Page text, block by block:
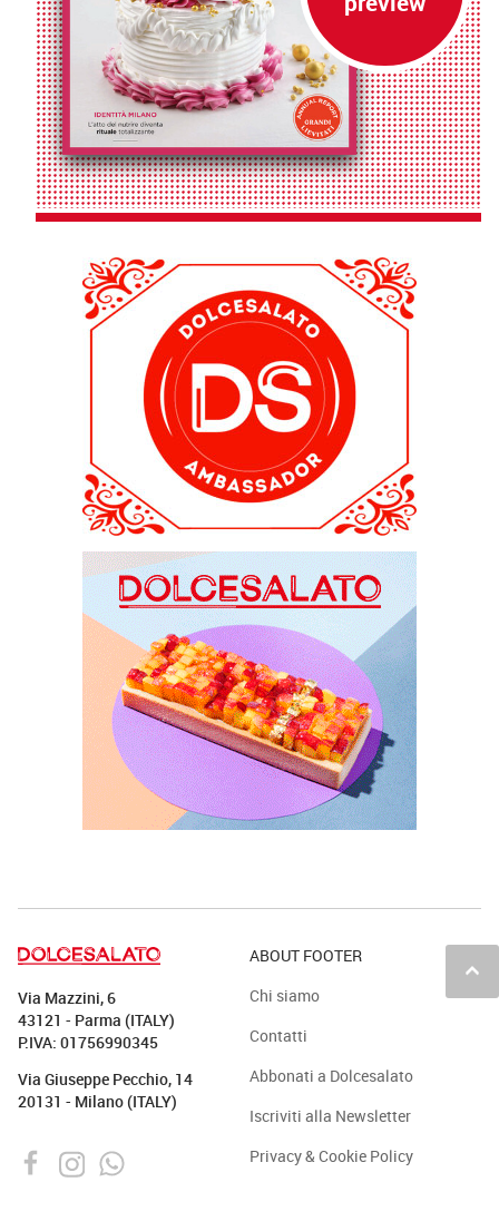
keyboard_arrow_up
Via Mazzini, 6
43121 - Parma (ITALY)
P.IVA: 01756990345
Via Giuseppe Pecchio, 14
20131 - Milano (ITALY)
ABOUT FOOTER
Chi siamo
Contatti
Abbonati a Dolcesalato
Iscriviti alla Newsletter
Privacy & Cookie Policy